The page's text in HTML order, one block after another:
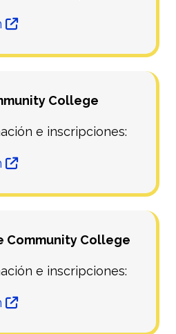
College
e inscripciones:
Community College
e inscripciones: